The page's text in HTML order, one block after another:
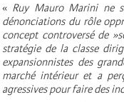
« Ruy Mauro Marini ne
dénonciations du rôle
concept controversé de
stratégie de la classe
expansionnistes des
marché intérieur et a
agressives pour faire des